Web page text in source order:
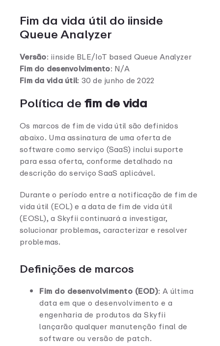
Fim da vida útil do iinside
Queue Analyzer
Versão: iinside BLE/IoT based Queue Analyzer
Fim do desenvolvimento: N/A
Fim da vida útil: 30 de junho de 2022
Política defim de vida
Os marcos de fim de vida útil são definidos
abaixo. Uma assinatura de uma oferta de
software como serviço (SaaS) inclui suporte
para essa oferta, conforme detalhado na
descrição do serviço SaaS aplicável.
Durante o período entre a notificação de fim de
vida útil (EOL) e a data de fim de vida útil
(EOSL), a Skyfii continuará a investigar,
solucionar problemas, caracterizar e resolver
problemas.
Definições de marcos
Fim do desenvolvimento (EOD): A última
data em que o desenvolvimento e a
engenharia de produtos da Skyfii
lançarão qualquer manutenção final de
software ou versão de patch.